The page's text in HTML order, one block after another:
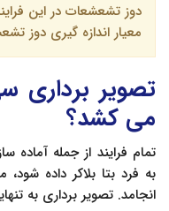
معیار اندازه گیری دوز
تصویر برداری
می کشد؟
تمام فرایند از جمله آماده
انجامد. تصویر برداری به تنهایی حدودا 20